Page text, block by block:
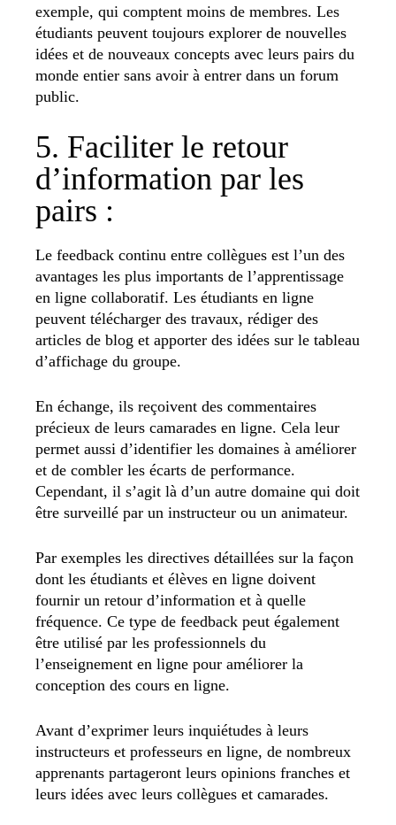
exemple, qui comptent moins de membres. Les
étudiants peuvent toujours explorer de nouvelles
idées et de nouveaux concepts avec leurs pairs du
monde entier sans avoir à entrer dans un forum
public.
5. Faciliter le retour
d’information par les
pairs :
Le feedback continu entre collègues est l’un des
avantages les plus importants de l’apprentissage
en ligne collaboratif. Les étudiants en ligne
peuvent télécharger des travaux, rédiger des
articles de blog et apporter des idées sur le tableau
d’affichage du groupe.
En échange, ils reçoivent des commentaires
précieux de leurs camarades en ligne. Cela leur
permet aussi d’identifier les domaines à améliorer
et de combler les écarts de performance.
Cependant, il s’agit là d’un autre domaine qui doit
être surveillé par un instructeur ou un animateur.
Par exemples les directives détaillées sur la façon
dont les étudiants et élèves en ligne doivent
fournir un retour d’information et à quelle
fréquence. Ce type de feedback peut également
être utilisé par les professionnels du
l’enseignement en ligne pour améliorer la
conception des cours en ligne.
Avant d’exprimer leurs inquiétudes à leurs
instructeurs et professeurs en ligne, de nombreux
apprenants partageront leurs opinions franches et
leurs idées avec leurs collègues et camarades.